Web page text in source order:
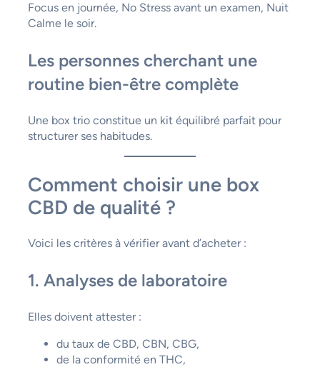
Focus en journée, No Stress avant un examen, Nuit
Calme le soir.
Les personnes cherchant une
routine bien-être complète
Une box trio constitue un kit équilibré parfait pour
structurer ses habitudes.
Comment choisir une box
CBD de qualité ?
Voici les critères à vérifier avant d’acheter :
1. Analyses de laboratoire
Elles doivent attester :
du taux de CBD, CBN, CBG,
de la conformité en THC,